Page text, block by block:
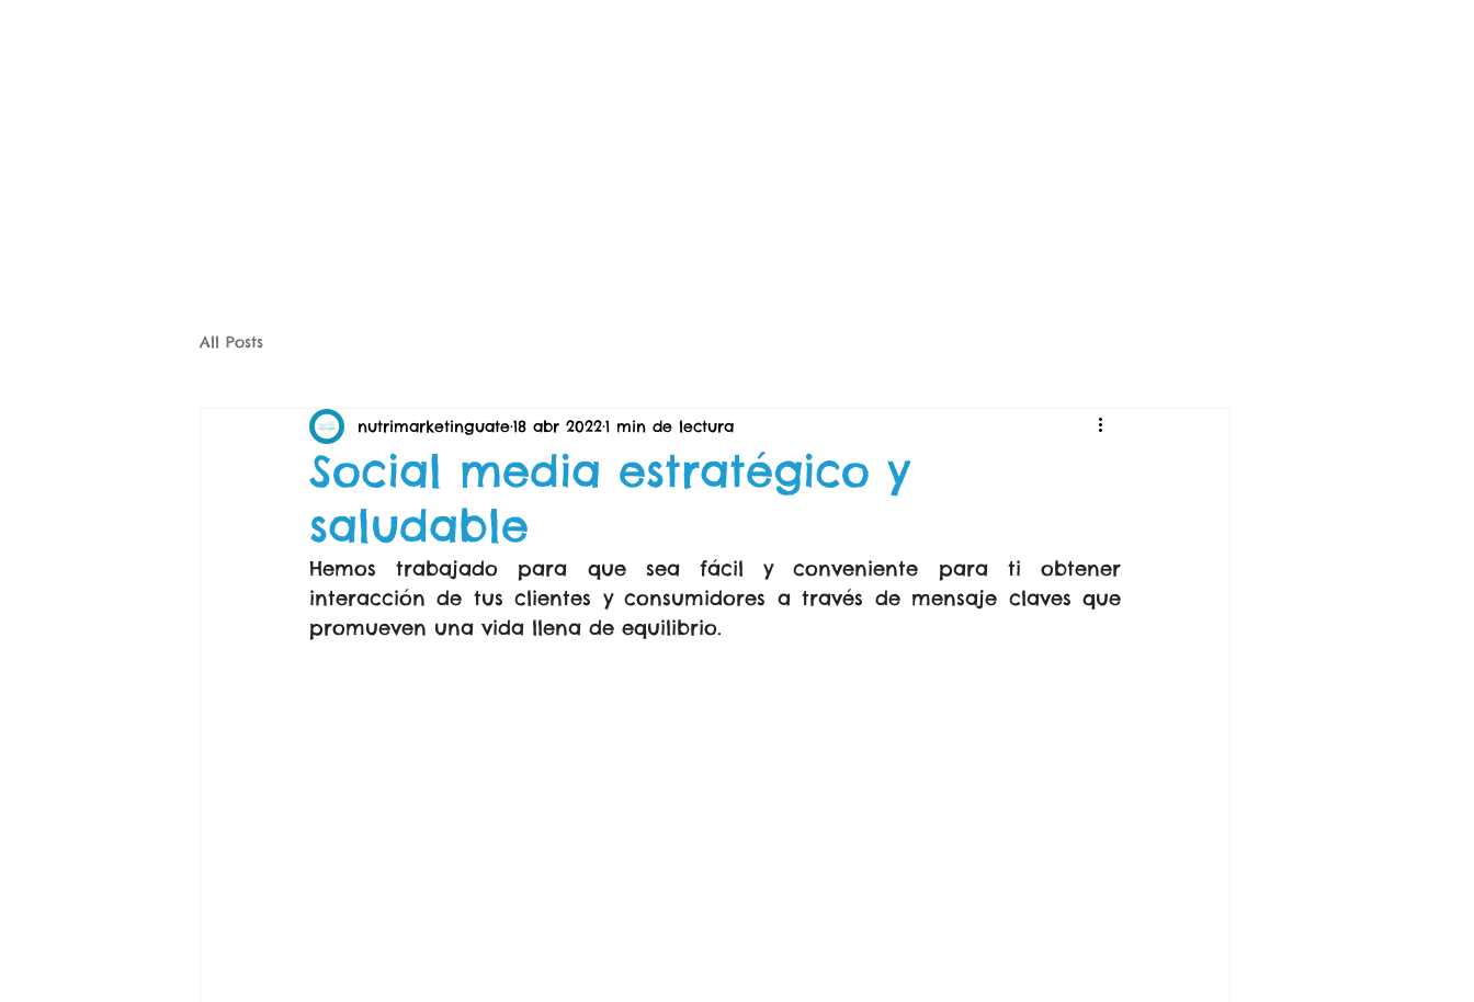
All Posts
Social media estratégico y
saludable
nutrimarketinguate18 abr 20221 min de lectura
Hemos trabajado para que sea fácil y conveniente para ti obtener
interacción de tus clientes y consumidores a través de mensaje claves que
promueven una vida llena de equilibrio.